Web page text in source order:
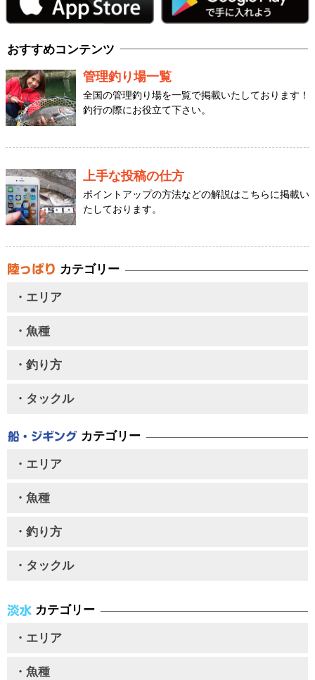
おすすめコンテンツ
管理釣り場一覧
全国の管理釣り場を一覧で掲載いたしております！
釣行の際にお役立て下さい。
上手な投稿の仕方
ポイントアップの方法などの解説はこちらに掲載い
たしております。
カテゴリー
・エリア
・魚種
・釣り方
・タックル
カテゴリー
・エリア
・魚種
・釣り方
・タックル
カテゴリー
・エリア
・魚種